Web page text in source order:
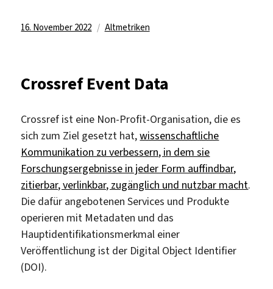
Veröffentlicht
16. November 2022 Kategorien
Altmetriken
Crossref Event Data
Crossref ist eine Non-Profit-Organisation, die es
sich zum Ziel gesetzt hat,wissenschaftliche
Kommunikation zu verbessern, in dem sie
Forschungsergebnisse in jeder Form auffindbar,
zitierbar, verlinkbar, zugänglich und nutzbar macht.
Die dafür angebotenen Services und Produkte
operieren mit Metadaten und das
Hauptidentifikationsmerkmal einer
Veröffentlichung ist der Digital Object Identifier
(DOI).